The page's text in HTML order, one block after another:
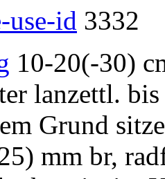
use-id 3332
10-20(-30)
lanzettl.
Grund
mm br,